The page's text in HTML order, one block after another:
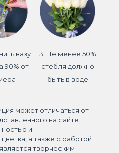
вазу
90% от
3. Не менее 50%
стебля должно
быть в воде
может отличаться от
на сайте.
и
а также с работой
творческим